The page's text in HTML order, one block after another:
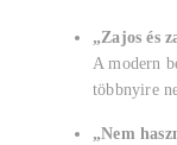
„Zajos és
A modern
többnyire
„Nem